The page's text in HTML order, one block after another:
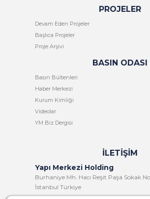
PROJELER
Devam Eden Projeler
Başlıca Projeler
Proje Arşivi
BASIN ODASI
Basın Bültenleri
Haber Merkezi
Kurum Kimliği
Videolar
YM Biz Dergisi
İLETIŞIM
Yapı Merkezi Holding
Burhaniye Mh. Hacı Reşit Paşa Sokak
İstanbul Türkiye